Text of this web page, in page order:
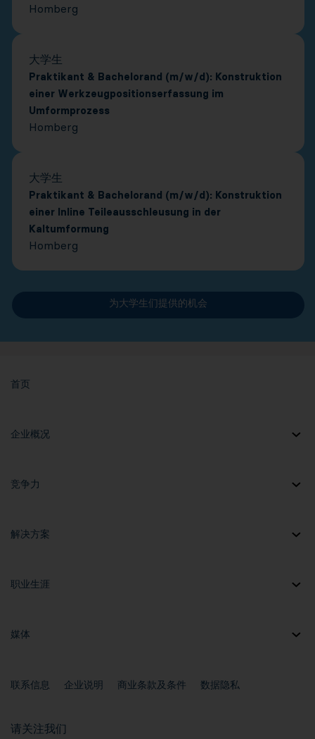
Homberg
大学生
Praktikant & Bachelorand (m/w/d): Konstruktion
einer Werkzeugpositionserfassung im
Umformprozess
Homberg
大学生
Praktikant & Bachelorand (m/w/d): Konstruktion
einer Inline Teileausschleusung in der
Kaltumformung
Homberg
为大学生们提供的机会
首页
企业概况
竞争力
解决方案
职业生涯
媒体
联系信息 企业说明 商业条款及条件 数据隐私
请关注我们